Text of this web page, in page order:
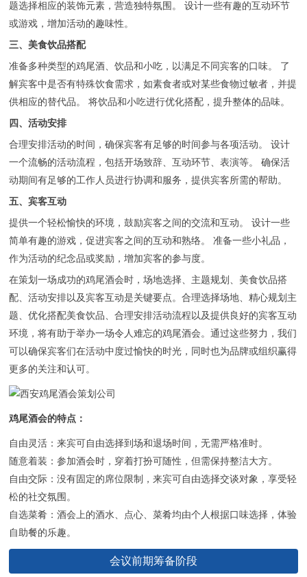
题选择相应的装饰元素，营造独特氛围。 设计一些有趣的互动环节
或游戏，增加活动的趣味性。
三、美食饮品搭配
准备多种类型的鸡尾酒、饮品和小吃，以满足不同宾客的口味。 了
解宾客中是否有特殊饮食需求，如素食者或对某些食物过敏者，并提
供相应的替代品。 将饮品和小吃进行优化搭配，提升整体的品味。
四、活动安排
合理安排活动的时间，确保宾客有足够的时间参与各项活动。 设计
一个流畅的活动流程，包括开场致辞、互动环节、表演等。 确保活
动期间有足够的工作人员进行协调和服务，提供宾客所需的帮助。
五、宾客互动
提供一个轻松愉快的环境，鼓励宾客之间的交流和互动。 设计一些
简单有趣的游戏，促进宾客之间的互动和熟络。 准备一些小礼品，
作为活动的纪念品或奖励，增加宾客的参与度。
在策划一场成功的鸡尾酒会时，场地选择、主题规划、美食饮品搭
配、活动安排以及宾客互动是关键要点。合理选择场地、精心规划主
题、优化搭配美食饮品、合理安排活动流程以及提供良好的宾客互动
环境，将有助于举办一场令人难忘的鸡尾酒会。通过这些努力，我们
可以确保宾客们在活动中度过愉快的时光，同时也为品牌或组织赢得
更多的关注和认可。
鸡尾酒会的特点：
自由灵活：来宾可自由选择到场和退场时间，无需严格准时。
随意着装：参加酒会时，穿着打扮可随性，但需保持整洁大方。
自由交际：没有固定的席位限制，来宾可自由选择交谈对象，享受轻
松的社交氛围。
自选菜肴：酒会上的酒水、点心、菜肴均由个人根据口味选择，体验
自助餐的乐趣。
会议前期筹备阶段